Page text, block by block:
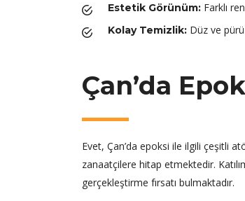
Estetik Görünüm: Farklı
Kolay Temizlik: Düz ve
Çan’da
Evet, Çan’da epoksi ile ilgili çeşitli
zanaatçilere hitap etmektedir.
gerçekleştirme fırsatı bulmaktadır.